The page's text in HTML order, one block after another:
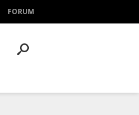
FORUM